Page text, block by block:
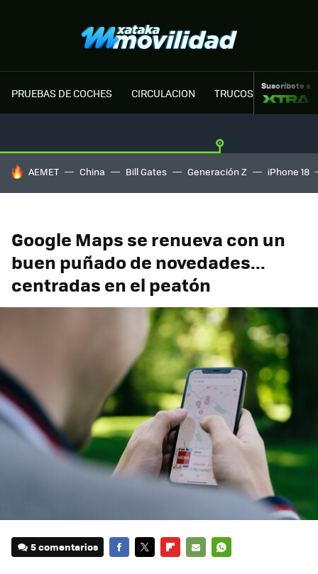
PRUEBAS DE COCHES CIRCULACION TRUCOS MOTOR
Suscríbete a
HOY SE HABLA DE
AEMET China Bill Gates Generación Z iPhone 18
Google Maps se renueva con un
buen puñado de novedades...
centradas en el peatón
5 comentarios